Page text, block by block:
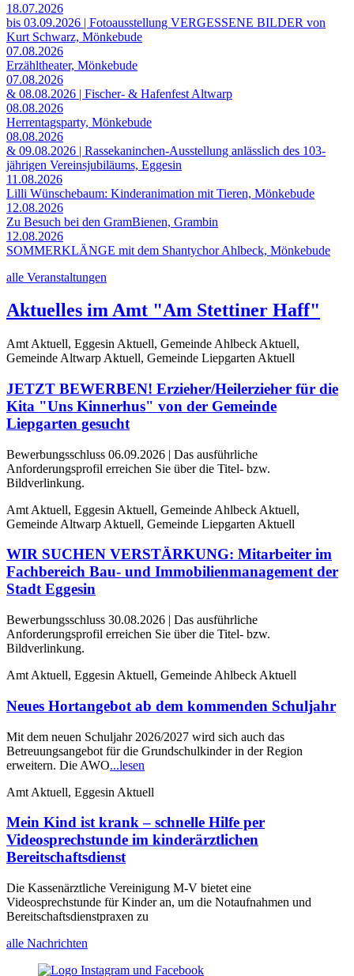
18.07.2026
bis 03.09.2026 | Fotoausstellung VERGESSENE BILDER von
Kurt Schwarz, Mönkebude
07.08.2026
Erzähltheater, Mönkebude
07.08.2026
& 08.08.2026 | Fischer- & Hafenfest Altwarp
08.08.2026
Herrentagsparty, Mönkebude
08.08.2026
& 09.08.2026 | Rassekaninchen-Ausstellung anlässlich des 103-
jährigen Vereinsjubiläums, Eggesin
11.08.2026
Lilli Wünschebaum: Kinderanimation mit Tieren, Mönkebude
12.08.2026
Zu Besuch bei den GramBienen, Grambin
12.08.2026
SOMMERKLÄNGE mit dem Shantychor Ahlbeck, Mönkebude
alle Veranstaltungen
Aktuelles im Amt "Am Stettiner Haff"
Amt Aktuell, Eggesin Aktuell, Gemeinde Ahlbeck Aktuell,
Gemeinde Altwarp Aktuell, Gemeinde Liepgarten Aktuell
JETZT BEWERBEN! Erzieher/Heilerzieher für die
Kita "Uns Kinnerhus" von der Gemeinde
Liepgarten gesucht
Bewerbungsschluss 06.09.2026 | Das ausführliche
Anforderungsprofil erreichen Sie über die Titel- bzw.
Bildverlinkung.
Amt Aktuell, Eggesin Aktuell, Gemeinde Ahlbeck Aktuell,
Gemeinde Altwarp Aktuell, Gemeinde Liepgarten Aktuell
WIR SUCHEN VERSTÄRKUNG: Mitarbeiter im
Fachbereich Bau- und Immobilienmanagement der
Stadt Eggesin
Bewerbungsschluss 30.08.2026 | Das ausführliche
Anforderungsprofil erreichen Sie über die Titel- bzw.
Bildverlinkung.
Amt Aktuell, Eggesin Aktuell, Gemeinde Ahlbeck Aktuell
Neues Hortangebot ab dem kommenden Schuljahr
Mit dem neuen Schuljahr 2026/2027 wird sich auch das
Betreuungsangebot für die Grundschulkinder in der Region
erweitern. Die AWO...lesen
Amt Aktuell, Eggesin Aktuell
Mein Kind ist krank – schnelle Hilfe per
Videosprechstunde im kinderärztlichen
Bereitschaftsdienst
Die Kassenärztliche Vereinigung M-V bietet eine
Videosprechstunde für Kinder an, um die Notaufnahmen und
Bereitschaftsdienstpraxen zu
alle Nachrichten